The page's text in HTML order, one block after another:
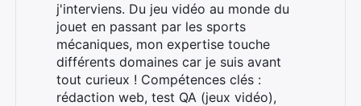
j'interviens. Du jeu vidéo au monde du
jouet en passant par les sports
mécaniques, mon expertise touche
différents domaines car je suis avant
tout curieux ! Compétences clés :
rédaction web, test QA (jeux vidéo),